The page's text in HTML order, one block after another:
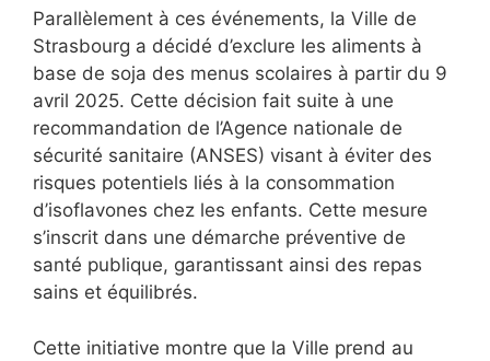
Parallèlement à ces événements, la Ville de
Strasbourg a décidé d’exclure les aliments à
base de soja des menus scolaires à partir du 9
avril 2025. Cette décision fait suite à une
recommandation de l’Agence nationale de
sécurité sanitaire (ANSES) visant à éviter des
risques potentiels liés à la consommation
d’isoflavones chez les enfants. Cette mesure
s’inscrit dans une démarche préventive de
santé publique, garantissant ainsi des repas
sains et équilibrés.
Cette initiative montre que la Ville prend au